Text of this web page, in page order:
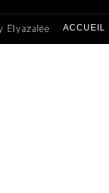
ACCUEIL